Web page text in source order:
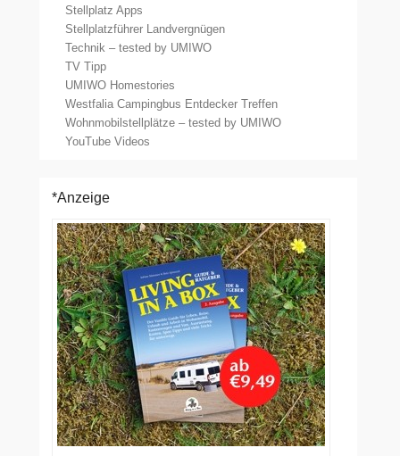
Stellplatz Apps
Stellplatzführer Landvergnügen
Technik – tested by UMIWO
TV Tipp
UMIWO Homestories
Westfalia Campingbus Entdecker Treffen
Wohnmobilstellplätze – tested by UMIWO
YouTube Videos
*Anzeige